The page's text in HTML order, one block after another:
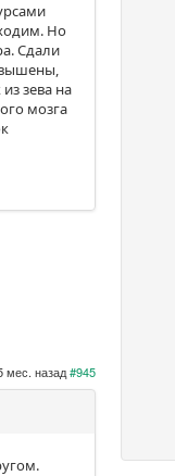
Но
Сдали
зева на
мозга
мес. назад #945